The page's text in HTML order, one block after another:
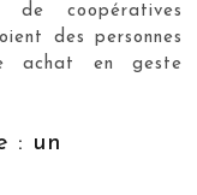
de coopératives
des personnes
achat en geste
: un